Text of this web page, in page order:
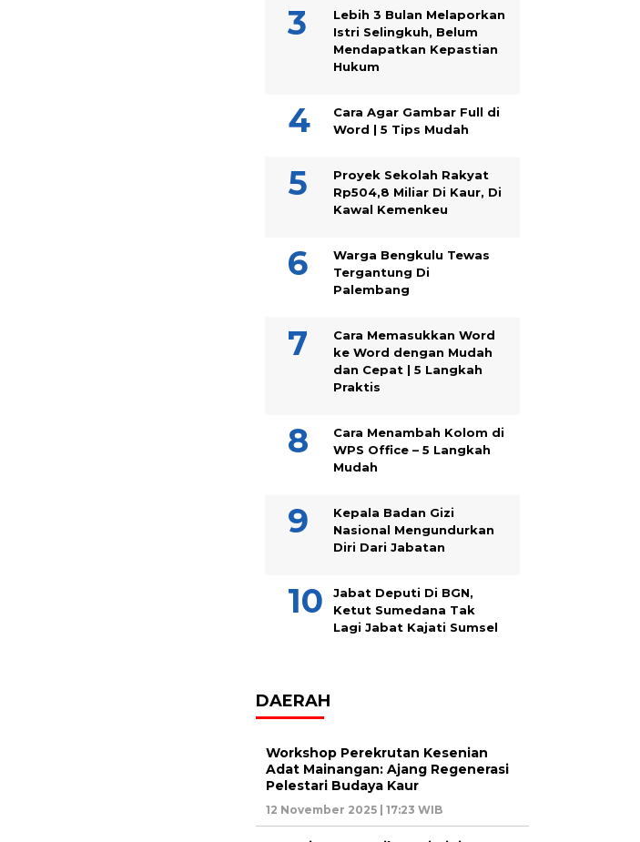
Lebih 3 Bulan Melaporkan
Istri Selingkuh, Belum
Mendapatkan Kepastian
Hukum
Cara Agar Gambar Full di
Word | 5 Tips Mudah
Proyek Sekolah Rakyat
Rp504,8 Miliar Di Kaur, Di
Kawal Kemenkeu
Warga Bengkulu Tewas
Tergantung Di
Palembang
Cara Memasukkan Word
ke Word dengan Mudah
dan Cepat | 5 Langkah
Praktis
Cara Menambah Kolom di
WPS Office – 5 Langkah
Mudah
Kepala Badan Gizi
Nasional Mengundurkan
Diri Dari Jabatan
Jabat Deputi Di BGN,
Ketut Sumedana Tak
Lagi Jabat Kajati Sumsel
DAERAH
Workshop Perekrutan Kesenian
Adat Mainangan: Ajang Regenerasi
Pelestari Budaya Kaur
12 November 2025 | 17:23 WIB